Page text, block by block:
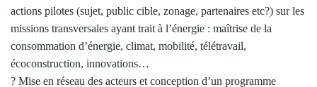
actions pilotes (sujet, public cible, zonage, partenaires etc?) sur les
missions transversales ayant trait à l’énergie : maîtrise de la
consommation d’énergie, climat, mobilité, télétravail,
écoconstruction, innovations…
? Mise en réseau des acteurs et conception d’un programme